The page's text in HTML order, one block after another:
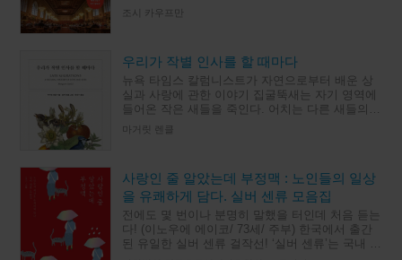
조시 카우프만
우리가 작별 인사를 할 때마다
뉴욕 타임스 칼럼니스트가 자연으로부터 배운 상
실과 사랑에 관한 이야기 집굴뚝새는 자기 영역에
들어온 작은 새들을 죽인다. 어치는 다른 새들의
새끼를 잡아먹는다. 시인이자 수필가인 마거릿 렌
클이 관찰한 미국 남
마거릿 렌클
사랑인 줄 알았는데 부정맥 : 노인들의 일상
을 유쾌하게 담다. 실버 센류 모음집
전에도 몇 번이나 분명히 말했을 터인데 처음 듣는
다! (이노우에 에이코/ 73세/ 주부) 한국에서 출간
된 유일한 실버 센류 걸작선! ‘실버 센류’는 국내 인